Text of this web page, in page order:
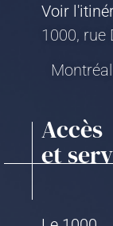
Voir
1000, rue
Accès
et